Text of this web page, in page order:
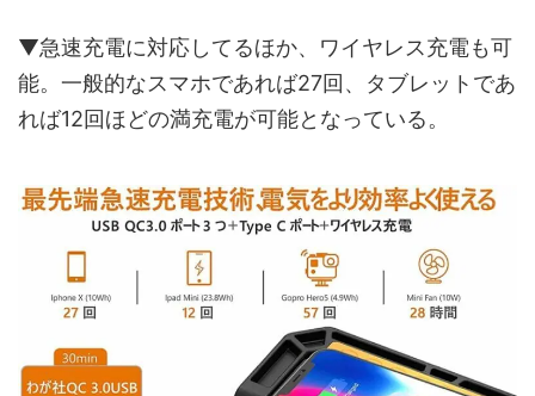
▼急速充電に対応してるほか、ワイヤレス充電も可
能。一般的なスマホであれば27回、タブレットであ
れば12回ほどの満充電が可能となっている。